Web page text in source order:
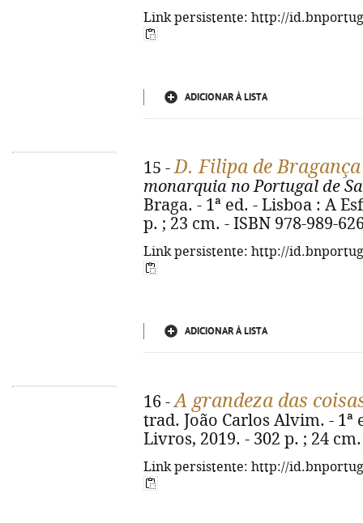
Link persistente: http://
ADICIONAR À LISTA
15 -D. Filipa de Bragança
monarquia no Portugal de
Braga. - 1ª ed. - Lisboa : A
p. ; 23 cm. - ISBN 978-989-
Link persistente: http://
ADICIONAR À LISTA
16 -A grandeza das
trad. João Carlos Alvim. - 1ª
Livros, 2019. - 302 p. ; 24
Link persistente: http://